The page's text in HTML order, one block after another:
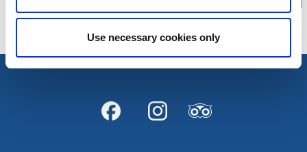
Use necessary cookies only